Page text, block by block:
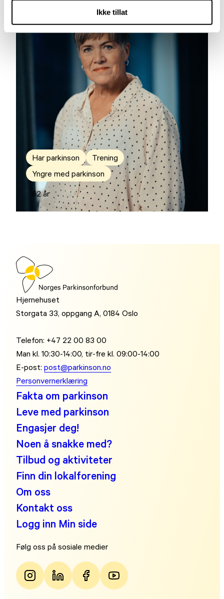
Ikke tillat
Har parkinson
Trening
Yngre med parkinson
62 år
Hjernehuset
Storgata 33, oppgang A, 0184 Oslo
Telefon: +47 22 00 83 00
Man kl. 10:30-14:00, tir-fre kl. 09:00-14:00
E-post:post@parkinson.no
Personvernerklæring
Fakta om parkinson
Leve med parkinson
Engasjer deg!
Noen å snakke med?
Tilbud og aktiviteter
Finn din lokalforening
Om oss
Kontakt oss
Logg inn Min side
Følg oss på sosiale medier